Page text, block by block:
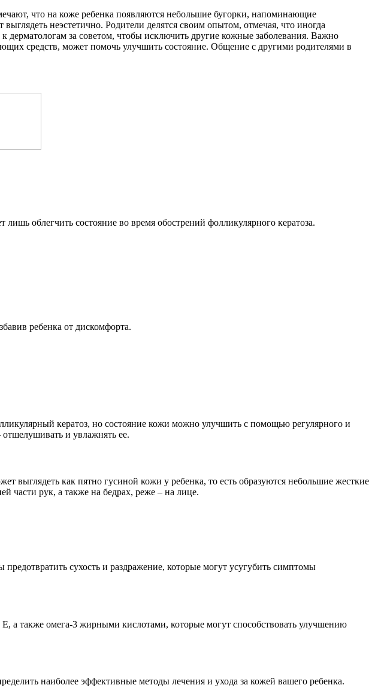
что на коже ребенка появляются небольшие бугорки, напоминающие
неэстетично. Родители делятся своим опытом, отмечая, что иногда
дерматологам за советом, чтобы исключить другие кожные заболевания. Важно
средств, может помочь улучшить состояние. Общение с другими родителями в
облегчить состояние во время обострений фолликулярного кератоза.
ребенка от дискомфорта.
кератоз, но состояние кожи можно улучшить с помощью регулярного и
и увлажнять ее.
выглядеть как пятно гусиной кожи у ребенка, то есть образуются небольшие жесткие
части рук, а также на бедрах, реже – на лице.
сухость и раздражение, которые могут усугубить симптомы
а также омега-3 жирными кислотами, которые могут способствовать улучшению
наиболее эффективные методы лечения и ухода за кожей вашего ребенка.